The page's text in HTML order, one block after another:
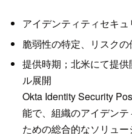
アイデンティティセキ
脆弱性の特定、リスク
提供時期；北米にて提
ル展開
Okta Identity Security
能で、組織のアイデン
ための総合的なソリュー